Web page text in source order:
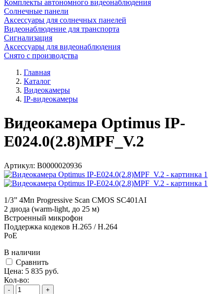
Комплекты автономного видеонаблюдения
Солнечные панели
Аксессуары для солнечных панелей
Видеонаблюдение для транспорта
Сигнализация
Аксессуары для видеонаблюдения
Снято с производства
Главная
Каталог
Видеокамеры
IP-видеокамеры
Видеокамера Optimus IP-
E024.0(2.8)MPF_V.2
Артикул: В0000020936
1/3” 4Мп Progressive Scan CMOS SC401AI
2 диода (warm-light, до 25 м)
Встроенный микрофон
Поддержка кодеков H.265 / H.264
PoE
В наличии
Cравнить
Цена: 5 835 руб.
Кол-во:
- +